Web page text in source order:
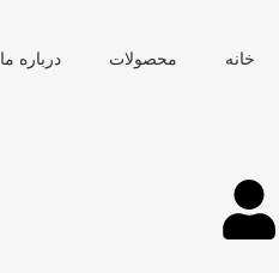
خانه محصولات درباره ما